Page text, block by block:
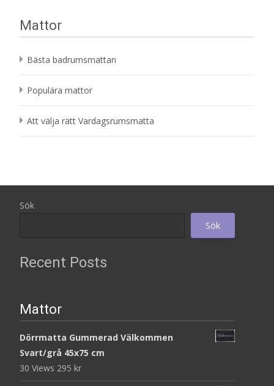
Mattor
Bästa badrumsmattan
Populära mattor
Att välja rätt Vardagsrumsmatta
Sök
Sök
Recent Posts
Mattor
Dörrmatta Gummerad Välkommen
Svart/grå 45x75 cm
30 Views 295 kr